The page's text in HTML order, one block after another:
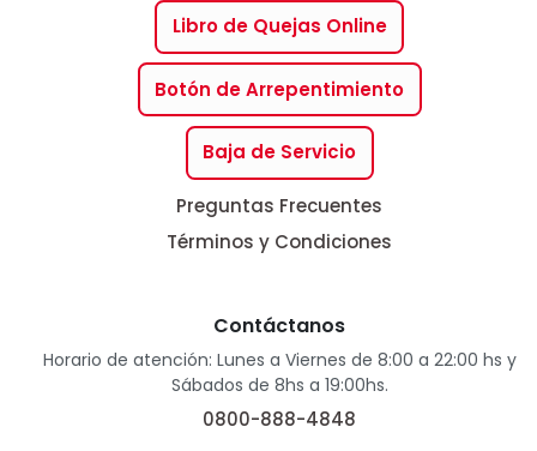
Libro de Quejas Online
Botón de Arrepentimiento
Baja de Servicio
Preguntas Frecuentes
Términos y Condiciones
Contáctanos
Horario de atención: Lunes a Viernes de 8:00 a 22:00 hs y
Sábados de 8hs a 19:00hs.
0800-888-4848